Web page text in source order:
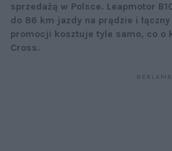
sprzedażą w Polsce. Leapmotor
do 86 km jazdy na prądzie i
promocji kosztuje tyle samo, co o
Cross.